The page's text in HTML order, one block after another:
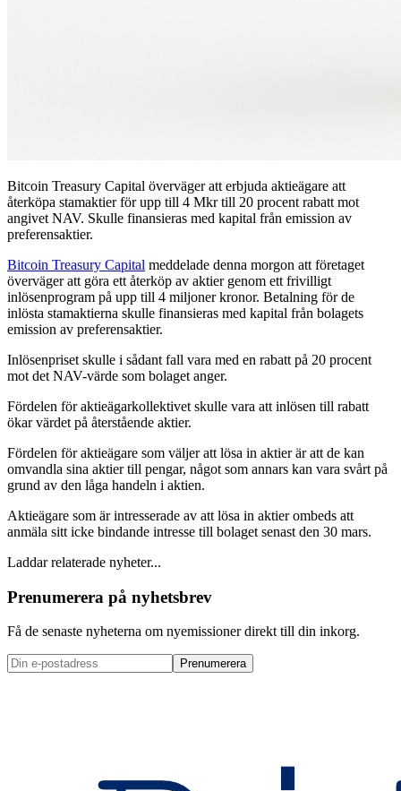
Bitcoin Treasury Capital överväger att erbjuda aktieägare att
återköpa stamaktier för upp till 4 Mkr till 20 procent rabatt mot
angivet NAV. Skulle finansieras med kapital från emission av
preferensaktier.
Bitcoin Treasury Capital meddelade denna morgon att företaget
överväger att göra ett återköp av aktier genom ett frivilligt
inlösenprogram på upp till 4 miljoner kronor. Betalning för de
inlösta stamaktierna skulle finansieras med kapital från bolagets
emission av preferensaktier.
Inlösenpriset skulle i sådant fall vara med en rabatt på 20 procent
mot det NAV-värde som bolaget anger.
Fördelen för aktieägarkollektivet skulle vara att inlösen till rabatt
ökar värdet på återstående aktier.
Fördelen för aktieägare som väljer att lösa in aktier är att de kan
omvandla sina aktier till pengar, något som annars kan vara svårt på
grund av den låga handeln i aktien.
Aktieägare som är intresserade av att lösa in aktier ombeds att
anmäla sitt icke bindande intresse till bolaget senast den 30 mars.
Laddar relaterade nyheter...
Prenumerera på nyhetsbrev
Få de senaste nyheterna om nyemissioner direkt till din inkorg.
Prenumerera